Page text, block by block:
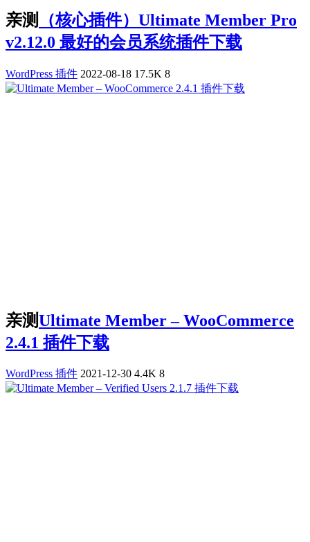
亲测
（核心插件）Ultimate Member Pro
v2.12.0 最好的会员系统插件下载
WordPress 插件 2022-08-18 17.5K 8
亲测Ultimate Member – WooCommerce
2.4.1 插件下载
WordPress 插件 2021-12-30 4.4K 8